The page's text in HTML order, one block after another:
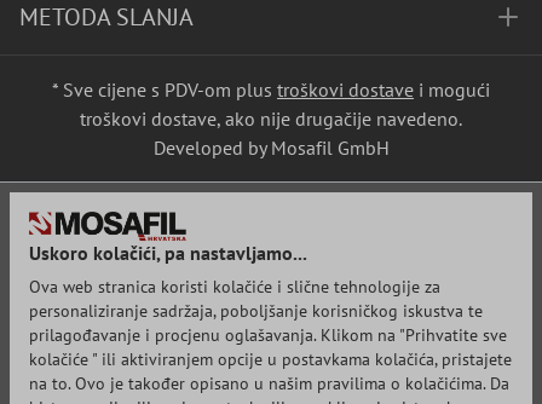
METODA SLANJA
* Sve cijene s PDV-om plus troškovi dostave i mogući
troškovi dostave, ako nije drugačije navedeno.
Developed by Mosafil GmbH
Uskoro kolačići, pa nastavljamo...
Ova web stranica koristi kolačiće i slične tehnologije za
personaliziranje sadržaja, poboljšanje korisničkog iskustva te
prilagođavanje i procjenu oglašavanja. Klikom na "Prihvatite sve
kolačiće " ili aktiviranjem opcije u postavkama kolačića, pristajete
na to. Ovo je također opisano u našim pravilima o kolačićima. Da